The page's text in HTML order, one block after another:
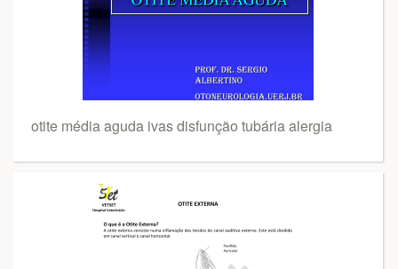
otite média aguda ivas disfunção tubária alergia